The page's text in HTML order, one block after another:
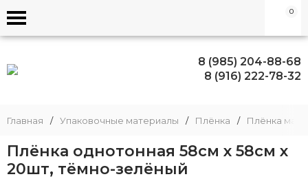
0
8 (985) 204-88-68
8 (916) 222-78-32
Главная / Упаковочные материалы / Плёнка / Плёнка
Плёнка однотонная 58см х 58см x
20шт, тёмно-зелёный